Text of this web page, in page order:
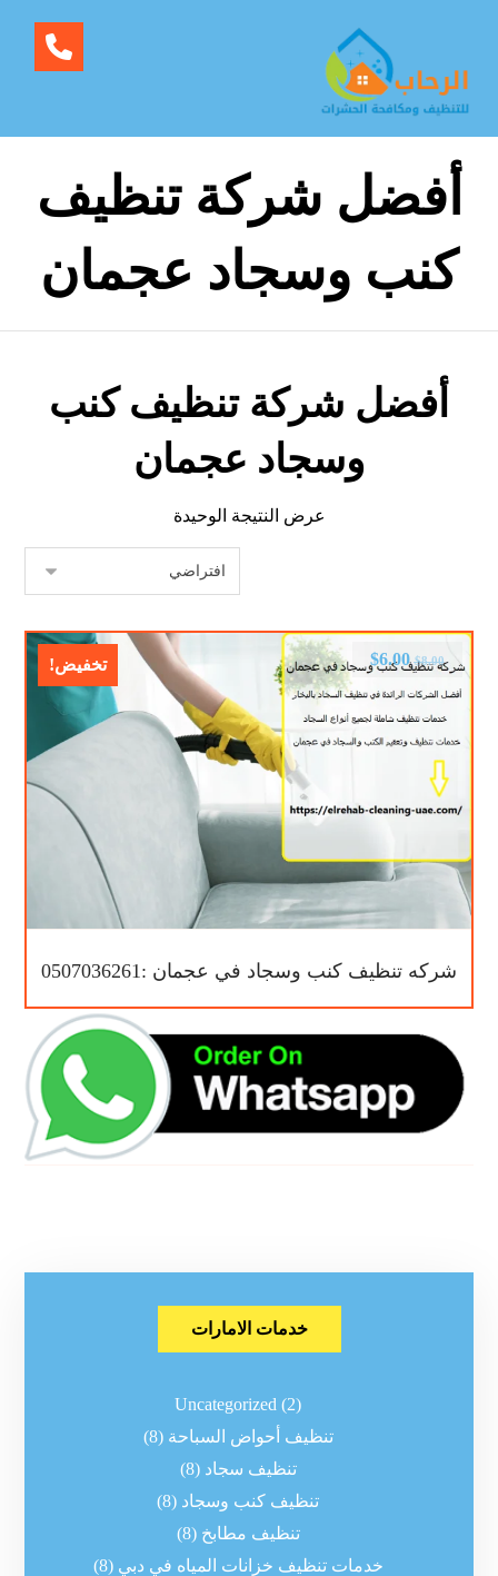
أفضل شركة تنظيف
كنب وسجاد عجمان
أفضل شركة تنظيف كنب
وسجاد عجمان
عرض النتيجة الوحيدة
تخفيض!
شركه تنظيف كنب وسجاد في عجمان :0507036261
$8.00
$6.00
خدمات الامارات
Uncategorized (2)
تنظيف أحواض السباحة (8)
تنظيف سجاد (8)
تنظيف كنب وسجاد (8)
تنظيف مطابخ (8)
خدمات تنظيف خزانات المياه في دبي (8)